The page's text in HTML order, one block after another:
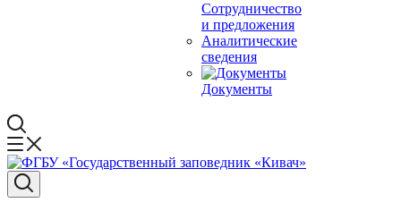
Сотрудничество
и предложения
Аналитические
сведения
Документы